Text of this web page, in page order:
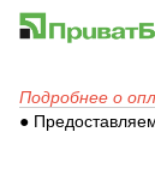
Подробнее о
●